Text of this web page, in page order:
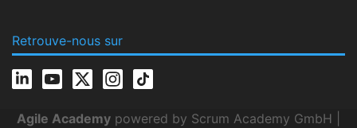
Retrouve-nous sur
Agile Academy powered by Scrum Academy GmbH |